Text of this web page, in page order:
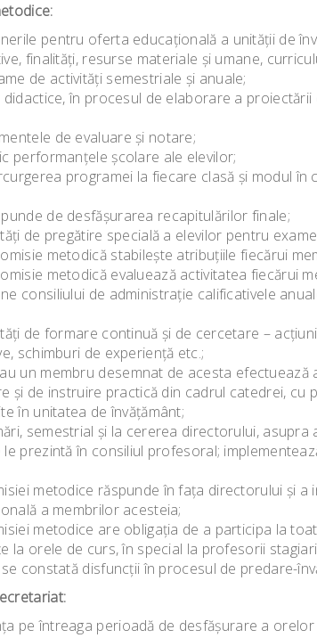
pentru oferta educaţională a unităţii de
finalităţi, resurse materiale şi umane,
de activităţi semestriale şi anuale;
în procesul de elaborare a
de evaluare şi notare;
performanţele şcolare ale elevilor;
programei la fiecare clasă şi modul în
de desfăşurarea recapitulărilor finale;
de pregătire specială a elevilor pentru
metodică stabileşte atribuţiile fiecărui
metodică evaluează activitatea fiecărui
consiliului de administraţie calificativele
de formare continuă şi de cercetare –
schimburi de experienţă etc.;
un membru desemnat de acesta efectuează
şi de instruire practică din cadrul catedrei, cu
în unitatea de învăţământ;
semestrial şi la cererea directorului, asupra
prezintă în consiliul profesoral;
metodice răspunde în faţa directorului şi a
a membrilor acesteia;
metodice are obligaţia de a participa la
la orele de curs, în special la profesorii
constată disfuncţii în procesul de predare-
pe întreaga perioadă de desfăşurare a orelor